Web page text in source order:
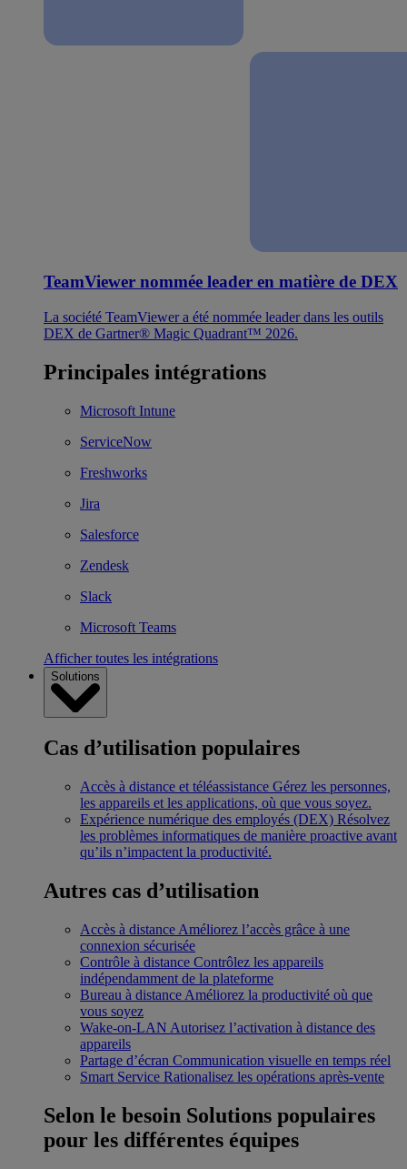
TeamViewer nommée leader en matière de DEX
La société TeamViewer a été nommée leader dans les outils
DEX de Gartner® Magic Quadrant™ 2026.
Principales intégrations
Microsoft Intune
ServiceNow
Freshworks
Jira
Salesforce
Zendesk
Slack
Microsoft Teams
Afficher toutes les intégrations
Solutions
Cas d’utilisation populaires
Accès à distance et téléassistance Gérez les personnes,
les appareils et les applications, où que vous soyez.
Expérience numérique des employés (DEX) Résolvez
les problèmes informatiques de manière proactive avant
qu’ils n’impactent la productivité.
Autres cas d’utilisation
Accès à distance Améliorez l’accès grâce à une
connexion sécurisée
Contrôle à distance Contrôlez les appareils
indépendamment de la plateforme
Bureau à distance Améliorez la productivité où que
vous soyez
Wake-on-LAN Autorisez l’activation à distance des
appareils
Partage d’écran Communication visuelle en temps réel
Smart Service Rationalisez les opérations après-vente
Selon le besoin Solutions populaires
pour les différentes équipes